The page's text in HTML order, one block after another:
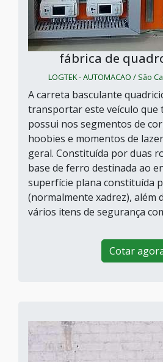
fábrica de
LOGTEK - AUTOMACAO / São
A carreta basculante
transportar este veículo que
possui nos segmentos de
hoobies e momentos de
geral. Constituída por duas
base de ferro destinada ao
superfície plana constituída
(normalmente xadrez), além
vários itens de segurança
Cotar